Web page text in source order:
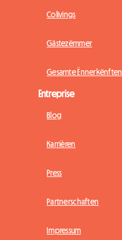
Colivings
Gästezëmmer
Gesamte Ënnerkënften
Entreprise
Blog
Karrièren
Press
Partnerschaften
Impressum